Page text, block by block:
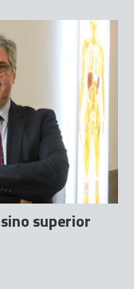
superior